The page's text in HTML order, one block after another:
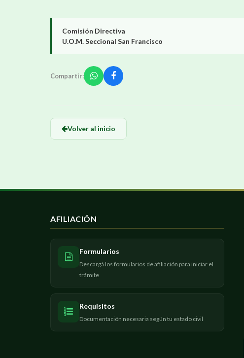
Comisión Directiva
U.O.M. Seccional San Francisco
Compartir:
Volver al inicio
AFILIACIÓN
Formularios
Descargá los formularios de afiliación para iniciar el
trámite
Requisitos
Documentación necesaria según tu estado civil